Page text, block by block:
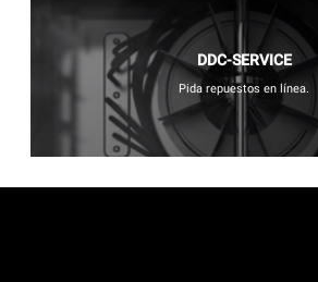
DDC-SERVICE
Pida repuestos en línea.